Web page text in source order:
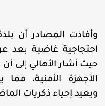
وأفادت المصادر أن
احتجاجية غاضبة بعد
حيث أشار الأهالي إلى
الأجهزة الأمنية،
ويعيد إحياء ذكريات